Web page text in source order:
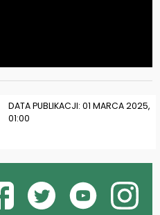
DATA PUBLIKACJI: 01 MARCA 2025,
01:00